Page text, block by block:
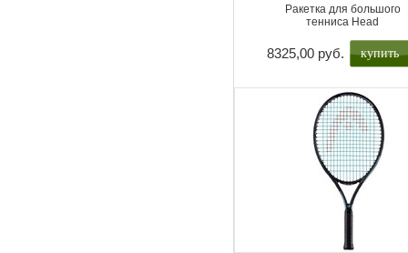
Ракетка для большого
тенниса Head
8325,00 руб. купить